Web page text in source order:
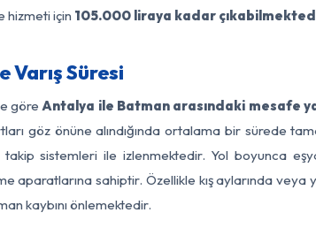
hizmeti için 105.000 liraya kadar
Varış Süresi
göreAntalya ile Batman arasındaki mesafe
göz önüne alındığında ortalama bir sürede
sistemleri ile izlenmektedir. Yol boyunca
aparatlarına sahiptir. Özellikle kış aylarında
kaybını önlemektedir.